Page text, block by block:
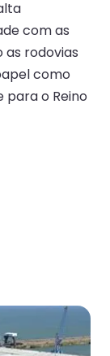
com as
as rodovias
como
o Reino